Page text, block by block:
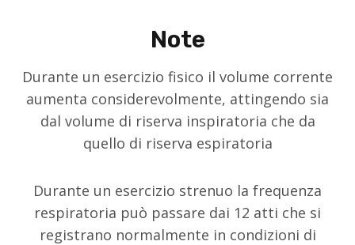
Note
Durante un esercizio fisico il volume corrente
aumenta considerevolmente, attingendo sia
dal volume di riserva inspiratoria che da
quello di riserva espiratoria
Durante un esercizio strenuo la frequenza
respiratoria può passare dai 12 atti che si
registrano normalmente in condizioni di